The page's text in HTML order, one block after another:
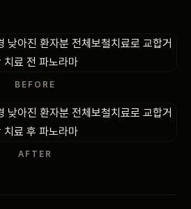
BEFORE
AFTER